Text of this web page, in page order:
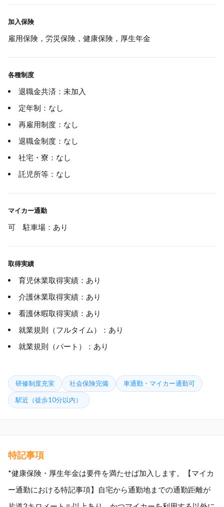
加入保険
雇用保険，労災保険，健康保険，厚生年金
各種制度
退職金共済：未加入
定年制：なし
再雇用制度：なし
退職金制度：なし
社宅・寮：なし
託児所等：なし
マイカー通勤
可 駐車場：あり
取得実績
育児休業取得実績：あり
介護休業取得実績：あり
看護休暇取得実績：あり
就業規則（フルタイム）：あり
就業規則（パート）：あり
研修制度充実 社会保険完備 車通勤・マイカー通勤可
駅近（徒歩10分以内）
特記事項
*健康保険・厚生年金は要件を満たせば加入します。【マイカ
ー通勤における特記事項】自宅から通勤地までの通勤距離が